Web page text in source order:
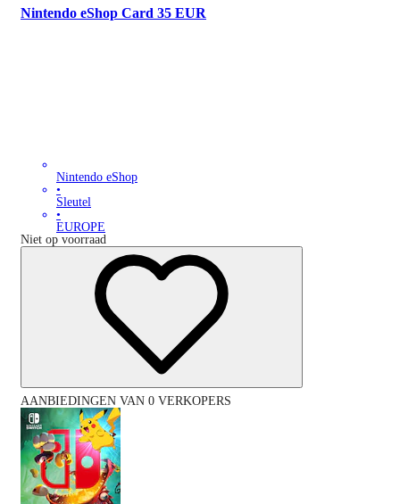
Nintendo eShop Card 35 EUR
Nintendo eShop
•
Sleutel
•
EUROPE
Niet op voorraad
AANBIEDINGEN VAN 0 VERKOPERS